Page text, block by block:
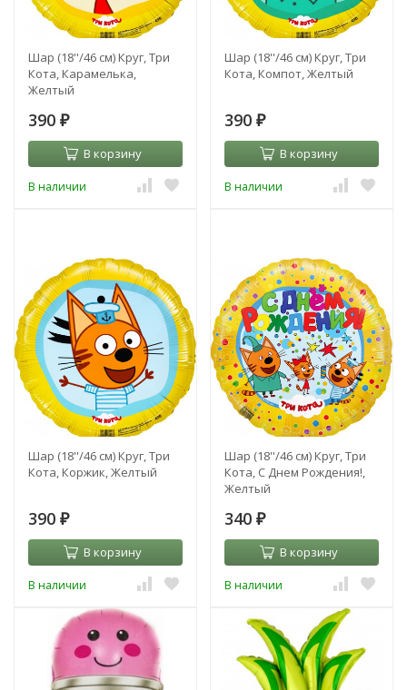
Шар (18''/46 см) Круг, Три
Кота, Карамелька,
Желтый
390 ₽
В корзину
В наличии
Шар (18''/46 см) Круг, Три
Кота, Компот, Желтый
390 ₽
В корзину
В наличии
Шар (18''/46 см) Круг, Три
Кота, Коржик, Желтый
390 ₽
В корзину
В наличии
Шар (18''/46 см) Круг, Три
Кота, С Днем Рождения!,
Желтый
340 ₽
В корзину
В наличии